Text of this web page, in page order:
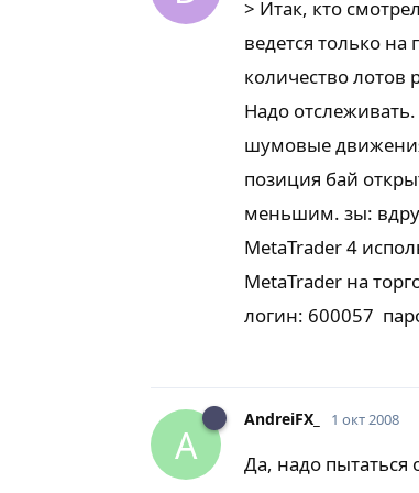
> Итак, кто
ведется только на
количество лотов
Надо
шумовые
позиция бай
меньшим. зы:
MetaTrader 4
MetaTrader на
логин: 600057
A
AndreiFX_ 1 окт 2008
Да, надо пытаться